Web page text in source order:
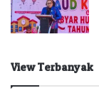
View Terbanyak